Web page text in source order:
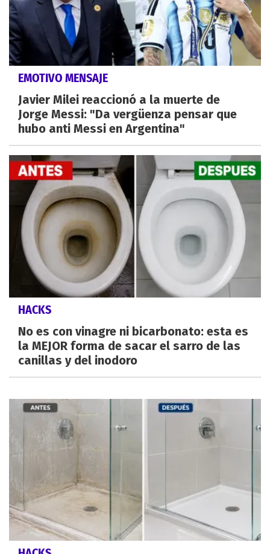
EMOTIVO MENSAJE
Javier Milei reaccionó a la muerte de
Jorge Messi: "Da vergüenza pensar que
hubo anti Messi en Argentina"
HACKS
No es con vinagre ni bicarbonato: esta es
la MEJOR forma de sacar el sarro de las
canillas y del inodoro